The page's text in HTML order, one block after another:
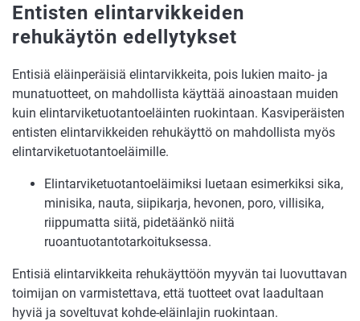
Entisten elintarvikkeiden
rehukäytön edellytykset
Entisiä eläinperäisiä elintarvikkeita, pois lukien maito- ja
munatuotteet, on mahdollista käyttää ainoastaan muiden
kuin elintarviketuotantoeläinten ruokintaan. Kasviperäisten
entisten elintarvikkeiden rehukäyttö on mahdollista myös
elintarviketuotantoeläimille.
Elintarviketuotantoeläimiksi luetaan esimerkiksi sika,
minisika, nauta, siipikarja, hevonen, poro, villisika,
riippumatta siitä, pidetäänkö niitä
ruoantuotantotarkoituksessa.
Entisiä elintarvikkeita rehukäyttöön myyvän tai luovuttavan
toimijan on varmistettava, että tuotteet ovat laadultaan
hyviä ja soveltuvat kohde-eläinlajin ruokintaan.